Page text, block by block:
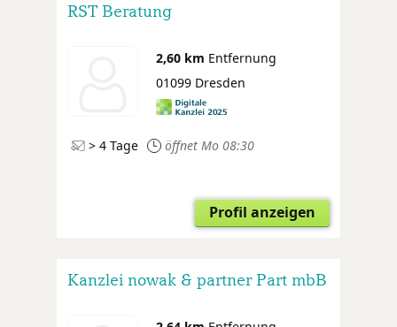
RST Beratung
2,60 km Entfernung
01099 Dresden
> 4 Tage öffnet Mo 08:30
Profil anzeigen
Kanzlei nowak & partner Part mbB